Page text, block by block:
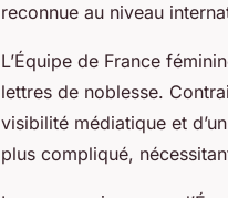
reconnue au niveau
L’Équipe de France
lettres de noblesse.
visibilité médiatique et
plus compliqué,